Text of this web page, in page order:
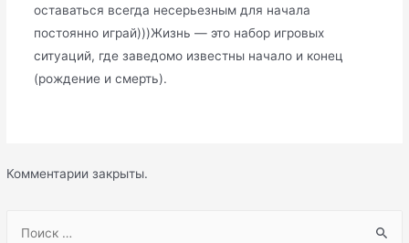
оставаться всегда несерьезным для начала
постоянно играй)))Жизнь — это набор игровых
ситуаций, где заведомо известны начало и конец
(рождение и смерть).
Комментарии закрыты.